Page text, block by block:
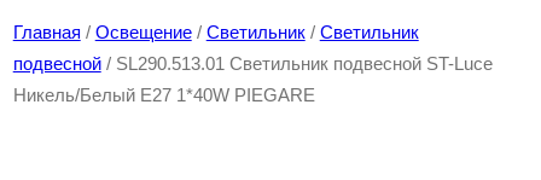
Главная / Освещение/ Светильник/ Светильник
подвесной/ SL290.513.01 Светильник подвесной ST-Luce
Никель/Белый E27 1*40W PIEGARE